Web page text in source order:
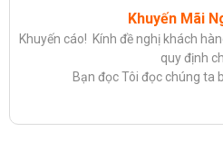
Khuyến Mãi
Khuyến cáo! Kính đề nghị khách
quy định
Bạn đọc Tôi đọc chúng ta